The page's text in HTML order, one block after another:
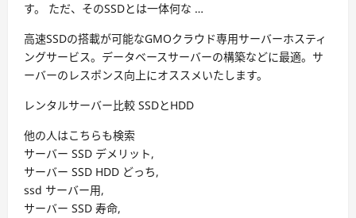
す。 ただ、そのSSDとは一体何な …
高速SSDの搭載が可能なGMOクラウド専用サーバーホスティ
ングサービス。データベースサーバーの構築などに最適。サ
ーバーのレスポンス向上にオススメいたします。
レンタルサーバー比較 SSDとHDD
他の人はこちらも検索
サーバー SSD デメリット,
サーバー SSD HDD どっち,
ssd サーバー用,
サーバー SSD 寿命,